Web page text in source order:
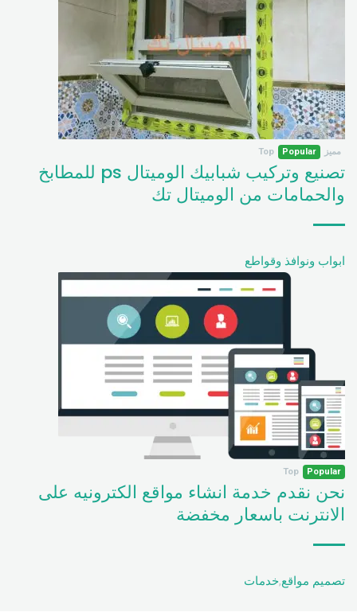
مميز Popular
Top
تصنيع وتركيب شبابيك الوميتال ps للمطابخ
والحمامات من الوميتال تك
ابواب ونوافذ وقواطع
Popular
Top
نحن نقدم خدمة انشاء مواقع الكترونيه على
الانترنت باسعار مخفضة
تصميم مواقع,خدمات